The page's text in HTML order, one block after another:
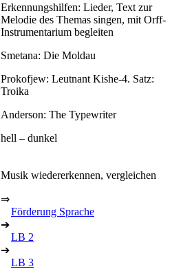
Erkennungshilfen: Lieder, Text zur
Melodie des Themas singen, mit Orff-
Instrumentarium begleiten
Smetana: Die Moldau
Prokofjew: Leutnant Kishe-4. Satz:
Troika
Anderson: The Typewriter
hell – dunkel
Musik wiedererkennen, vergleichen
⇒
Förderung Sprache
➔
LB 2
➔
LB 3